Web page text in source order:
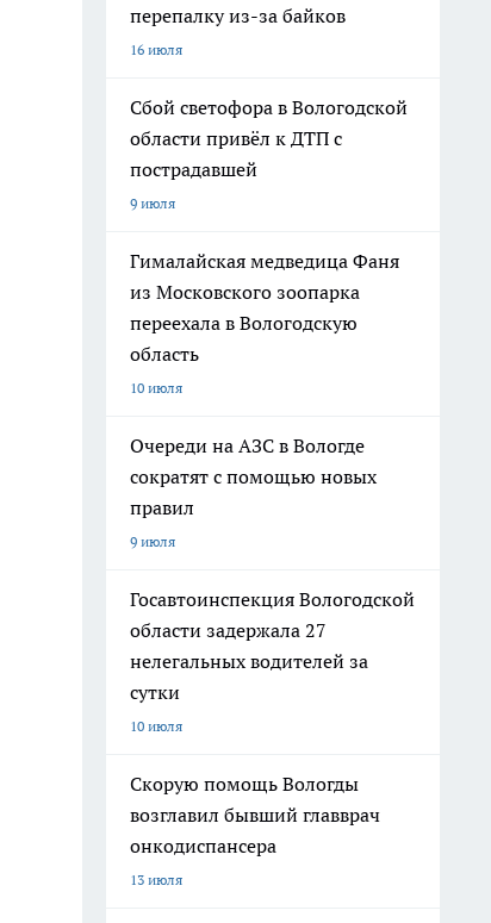
перепалку из-за байков
16 июля
Сбой светофора в Вологодской
области привёл к ДТП с
пострадавшей
9 июля
Гималайская медведица Фаня
из Московского зоопарка
переехала в Вологодскую
область
10 июля
Очереди на АЗС в Вологде
сократят с помощью новых
правил
9 июля
Госавтоинспекция Вологодской
области задержала 27
нелегальных водителей за
сутки
10 июля
Скорую помощь Вологды
возглавил бывший главврач
онкодиспансера
13 июля